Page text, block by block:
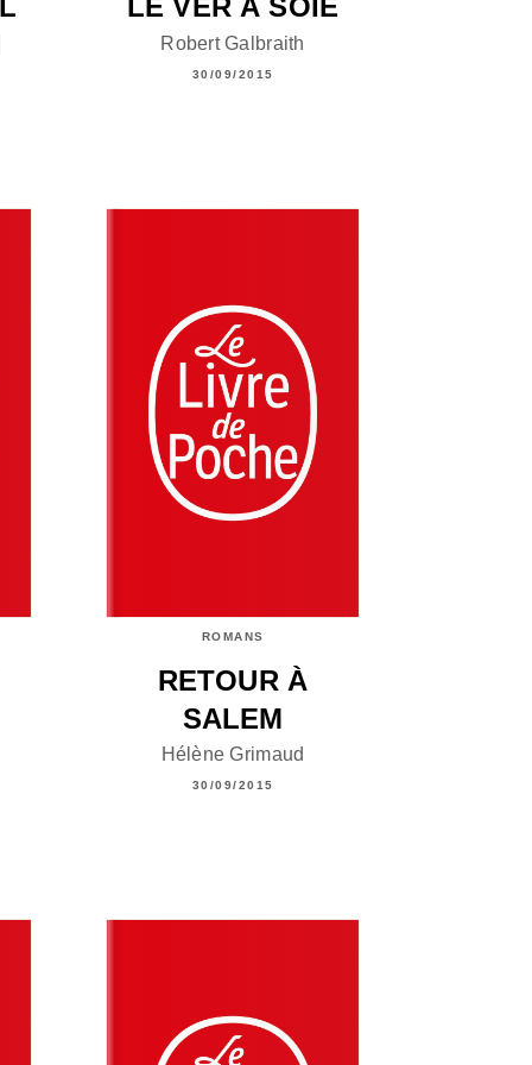
LE VER À SOIE
Robert Galbraith
30/09/2015
ROMANS
RETOUR À
SALEM
Hélène Grimaud
30/09/2015